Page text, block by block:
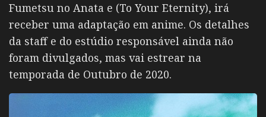
Fumetsu no Anata e (To Your Eternity), irá
receber uma adaptação em anime. Os detalhes
da staff e do estúdio responsável ainda não
foram divulgados, mas vai estrear na
temporada de Outubro de 2020.